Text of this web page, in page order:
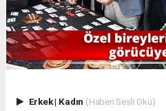
Erkek| Kadın (Haberi Sesli Oku)